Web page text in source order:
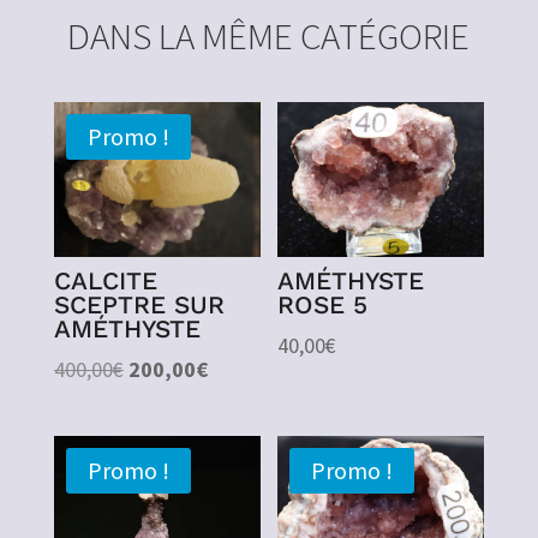
DANS LA MÊME CATÉGORIE
Promo !
CALCITE
SCEPTRE SUR
AMÉTHYSTE
400,00€ Le
initial
était :
400,00€.
200,00€Le
actuel
AMÉTHYSTE
ROSE 5
40,00€
Promo ! Promo !